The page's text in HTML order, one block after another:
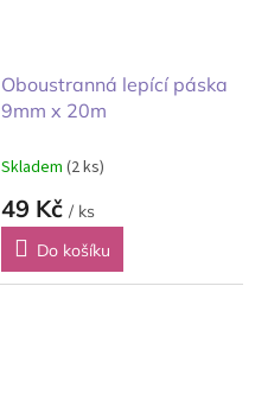
Oboustranná lepící páska
9mm x 20m
Skladem (2 ks)
49 Kč / ks
Do košíku